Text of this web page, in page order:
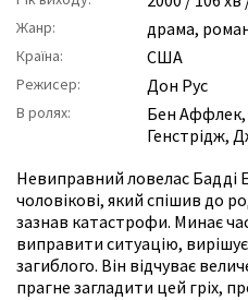
Жанр: драма,
Країна: США
Режисер: Дон Рус
В ролях: Бен Аффлек,
Генстрідж,
Невиправний ловелас Бадді
чоловікові, який спішив до
зазнав катастрофи. Минає
виправити ситуацію,
загиблого. Він відчуває
прагне загладити цей гріх,